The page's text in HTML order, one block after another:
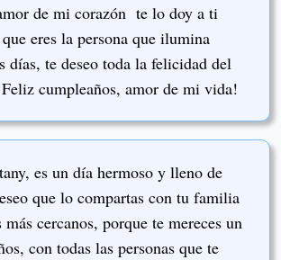
de mi corazón te lo doy a ti
eres la persona que ilumina
días, te deseo toda la felicidad del
cumpleaños, amor de mi vida!
es un día hermoso y lleno de
que lo compartas con tu familia
cercanos, porque te mereces un
con todas las personas que te